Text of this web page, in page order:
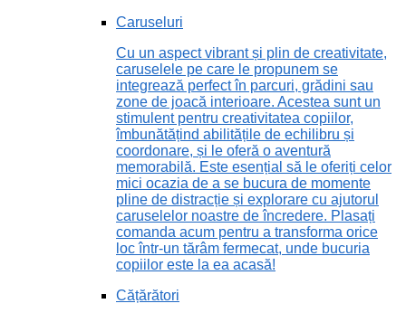
Caruseluri
Cu un aspect vibrant și plin de creativitate,
caruselele pe care le propunem se
integrează perfect în parcuri, grădini sau
zone de joacă interioare. Acestea sunt un
stimulent pentru creativitatea copiilor,
îmbunătățind abilitățile de echilibru și
coordonare, și le oferă o aventură
memorabilă. Este esențial să le oferiți celor
mici ocazia de a se bucura de momente
pline de distracție și explorare cu ajutorul
caruselelor noastre de încredere. Plasați
comanda acum pentru a transforma orice
loc într-un tărâm fermecat, unde bucuria
copiilor este la ea acasă!
Cățărători